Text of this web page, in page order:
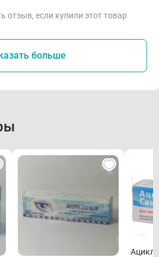
отзыв, если купили этот товар
больше
Ацикловир